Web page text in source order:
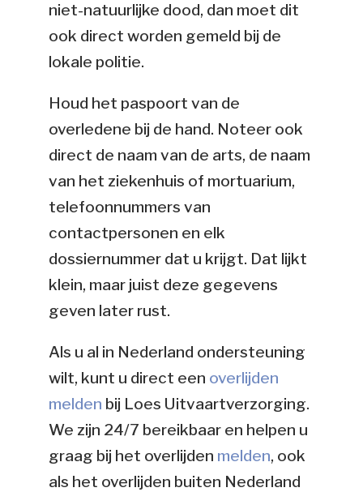
niet-natuurlijke dood, dan moet dit
ook direct worden gemeld bij de
lokale politie.
Houd het paspoort van de
overledene bij de hand. Noteer ook
direct de naam van de arts, de naam
van het ziekenhuis of mortuarium,
telefoonnummers van
contactpersonen en elk
dossiernummer dat u krijgt. Dat lijkt
klein, maar juist deze gegevens
geven later rust.
Als u al in Nederland ondersteuning
wilt, kunt u direct een overlijden
melden bij Loes Uitvaartverzorging.
We zijn 24/7 bereikbaar en helpen u
graag bij het overlijden melden, ook
als het overlijden buiten Nederland